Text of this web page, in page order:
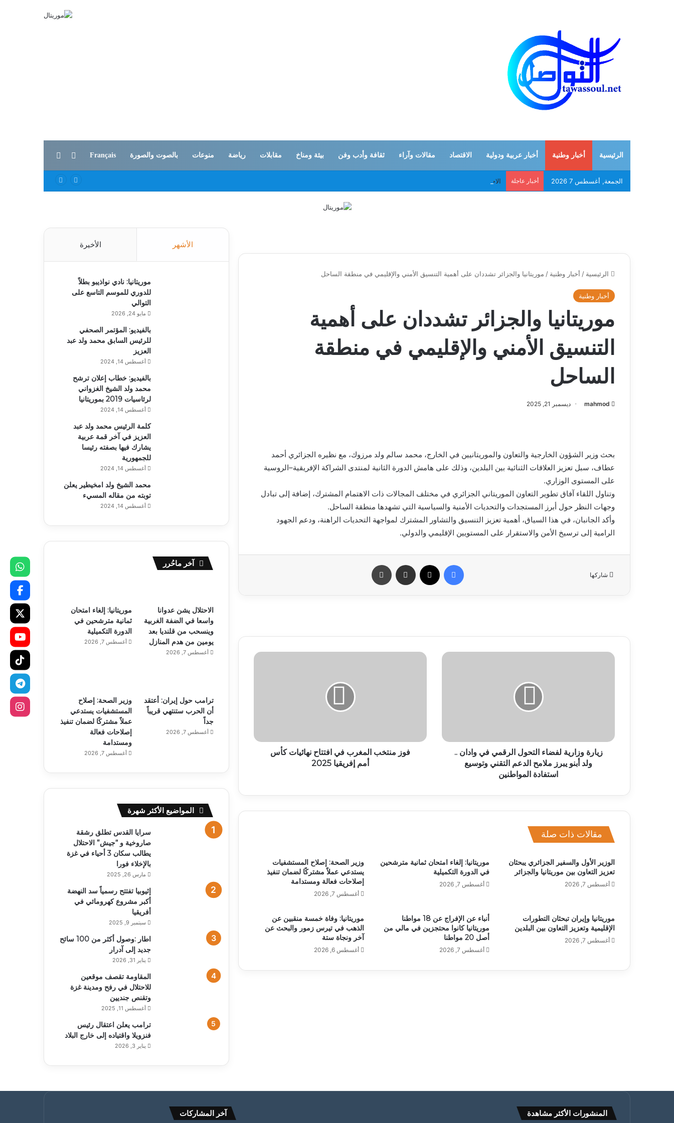
الرئيسية أخبار وطنية أخبار عربية ودولية الاقتصاد مقالات وآراء ثقافة وأدب وفن بيئة ومناخ مقابلات رياضة منوعات بالصوت والصورة Français الوضع المظلم
الجمعة, أغسطس 7 2026 أخبار عاجلة الاحتلال يشن عدوانا واسعا في الضفة الغربية وينسحب من قلنديا بعد يومين من هدم المنازل
الرئيسية / أخبار وطنية / موريتانيا والجزائر تشددان على أهمية التنسيق الأمني والإقليمي في منطقة الساحل
أخبار وطنية
موريتانيا والجزائر تشددان على أهمية
التنسيق الأمني والإقليمي في منطقة
الساحل
mahmod ديسمبر 21, 2025
بحث وزير الشؤون الخارجية والتعاون والموريتانيين في الخارج، محمد سالم ولد مرزوك، مع نظيره الجزائري أحمد
عطاف، سبل تعزيز العلاقات الثنائية بين البلدين، وذلك على هامش الدورة الثانية لمنتدى الشراكة الإفريقية–الروسية
على المستوى الوزاري.
وتناول اللقاء آفاق تطوير التعاون الموريتاني الجزائري في مختلف المجالات ذات الاهتمام المشترك، إضافة إلى تبادل
وجهات النظر حول أبرز المستجدات والتحديات الأمنية والسياسية التي تشهدها منطقة الساحل.
وأكد الجانبان، في هذا السياق، أهمية تعزيز التنسيق والتشاور المشترك لمواجهة التحديات الراهنة، ودعم الجهود
الرامية إلى ترسيخ الأمن والاستقرار على المستويين الإقليمي والدولي.
شاركها
فيسبوك مشاركة عبر البريد
زيارة وزارية لفضاء التحول الرقمي في وادان ..
ولد أبنو يبرز ملامح الدعم التقني وتوسيع
استفادة المواطنين
فوز منتخب المغرب في افتتاح نهائيات كأس
أمم إفريقيا 2025
مقالات ذات صلة
الوزير الأول والسفير الجزائري يبحثان
تعزيز التعاون بين موريتانيا والجزائر
أغسطس 7, 2026
موريتانيا: إلغاء امتحان ثمانية مترشحين
في الدورة التكميلية
أغسطس 7, 2026
وزير الصحة: إصلاح المستشفيات
يستدعي عملاً مشتركًا لضمان تنفيذ
إصلاحات فعالة ومستدامة
أغسطس 7, 2026
موريتانيا وإيران تبحثان التطورات
الإقليمية وتعزيز التعاون بين البلدين
أغسطس 7, 2026
أنباء عن الإفراج عن 18 مواطنا
موريتانيا كانوا محتجزين في مالي من
أصل 20 مواطنا
أغسطس 7, 2026
موريتانيا: وفاة خمسة منقبين عن
الذهب في تيرس زمور والبحث عن
آخر ونجاة ستة
أغسطس 6, 2026
الأشهر الأخيرة
موريتانيا: نادي نواذيبو بطلاً
للدوري للموسم التاسع على
التوالي
مايو 24, 2026
بالفيديو: المؤتمر الصحفي
للرئيس السابق محمد ولد عبد
العزيز
أغسطس 14, 2024
بالفيديو: خطاب إعلان ترشح
محمد ولد الشيخ الغزواني
لرئاسيات 2019 بموريتانيا
أغسطس 14, 2024
كلمة الرئيس محمد ولد عبد
العزيز في آخر قمة عربية
يشارك فيها بصفته رئيسا
للجمهورية
أغسطس 14, 2024
محمد الشيخ ولد امخيطير يعلن
توبته من مقاله المسيء
أغسطس 14, 2024
آخر ماحُرر
الاحتلال يشن عدوانا
واسعا في الضفة الغربية
وينسحب من قلنديا بعد
يومين من هدم المنازل
أغسطس 7, 2026
موريتانيا: إلغاء امتحان
ثمانية مترشحين في
الدورة التكميلية
أغسطس 7, 2026
ترامب حول إيران: أعتقد
أن الحرب ستنتهي قريباً
جداً
أغسطس 7, 2026
وزير الصحة: إصلاح
المستشفيات يستدعي
عملاً مشتركًا لضمان تنفيذ
إصلاحات فعالة
ومستدامة
أغسطس 7, 2026
المواضيع الأكثر شهرة
سرايا القدس تطلق رشقة
صاروخية و “جيش” الاحتلال
يطالب سكان 3 أحياء في غزة
بالإخلاء فورا
مارس 26, 2025
إثيوبيا تفتتح رسمياً سد النهضة
أكبر مشروع كهرومائي في
أفريقيا
سبتمبر 9, 2025
اطار :وصول أكثر من 100 سائح
جديد إلى آدرار
يناير 31, 2026
المقاومة تقصف موقعين
للاحتلال في رفح ومدينة غزة
وتقنص جنديين
أغسطس 11, 2025
ترامب يعلن اعتقال رئيس
فنزويلا واقتياده إلى خارج البلاد
يناير 3, 2026
المنشورات الأكثر مشاهدة آخر المشاركات